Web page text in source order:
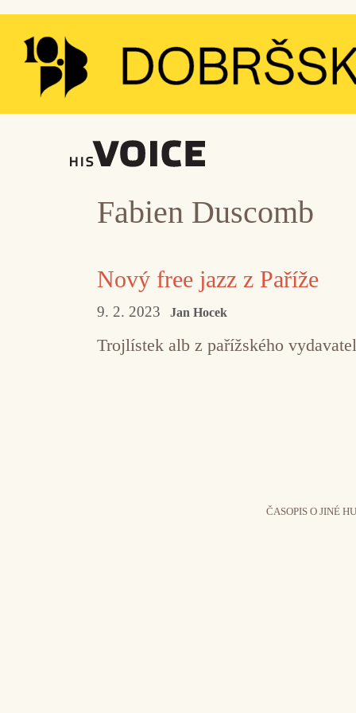
Přeskočit
obsah
Fabien Duscomb
Nový free jazz z Paříže
9. 2. 2023 Jan Hocek
Trojlístek alb z pařížského
ČASOPIS O JINÉ